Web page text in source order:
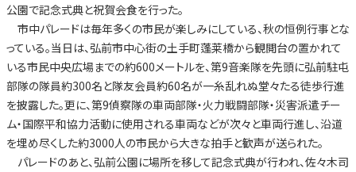
公園で記念式典と祝賀会食を行った。
市中パレードは毎年多くの市民が楽しみにしている、秋の恒例行事とな
っている。当日は、弘前市中心街の土手町蓬莱橋から観閲台の置かれて
いる市民中央広場までの約600メートルを、第9音楽隊を先頭に弘前駐屯
部隊の隊員約300名と隊友会員約60名が一糸乱れぬ堂々たる徒歩行進
を披露した。更に、第9偵察隊の車両部隊・火力戦闘部隊・災害派遣チー
ム・国際平和協力活動に使用される車両などが次々と車両行進し、沿道
を埋め尽くした約3000人の市民から大きな拍手と歓声が送られた。
パレードのあと、弘前公園に場所を移して記念式典が行われ、佐々木司